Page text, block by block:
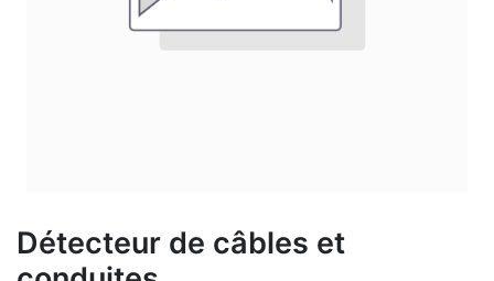
Détecteur de câbles et